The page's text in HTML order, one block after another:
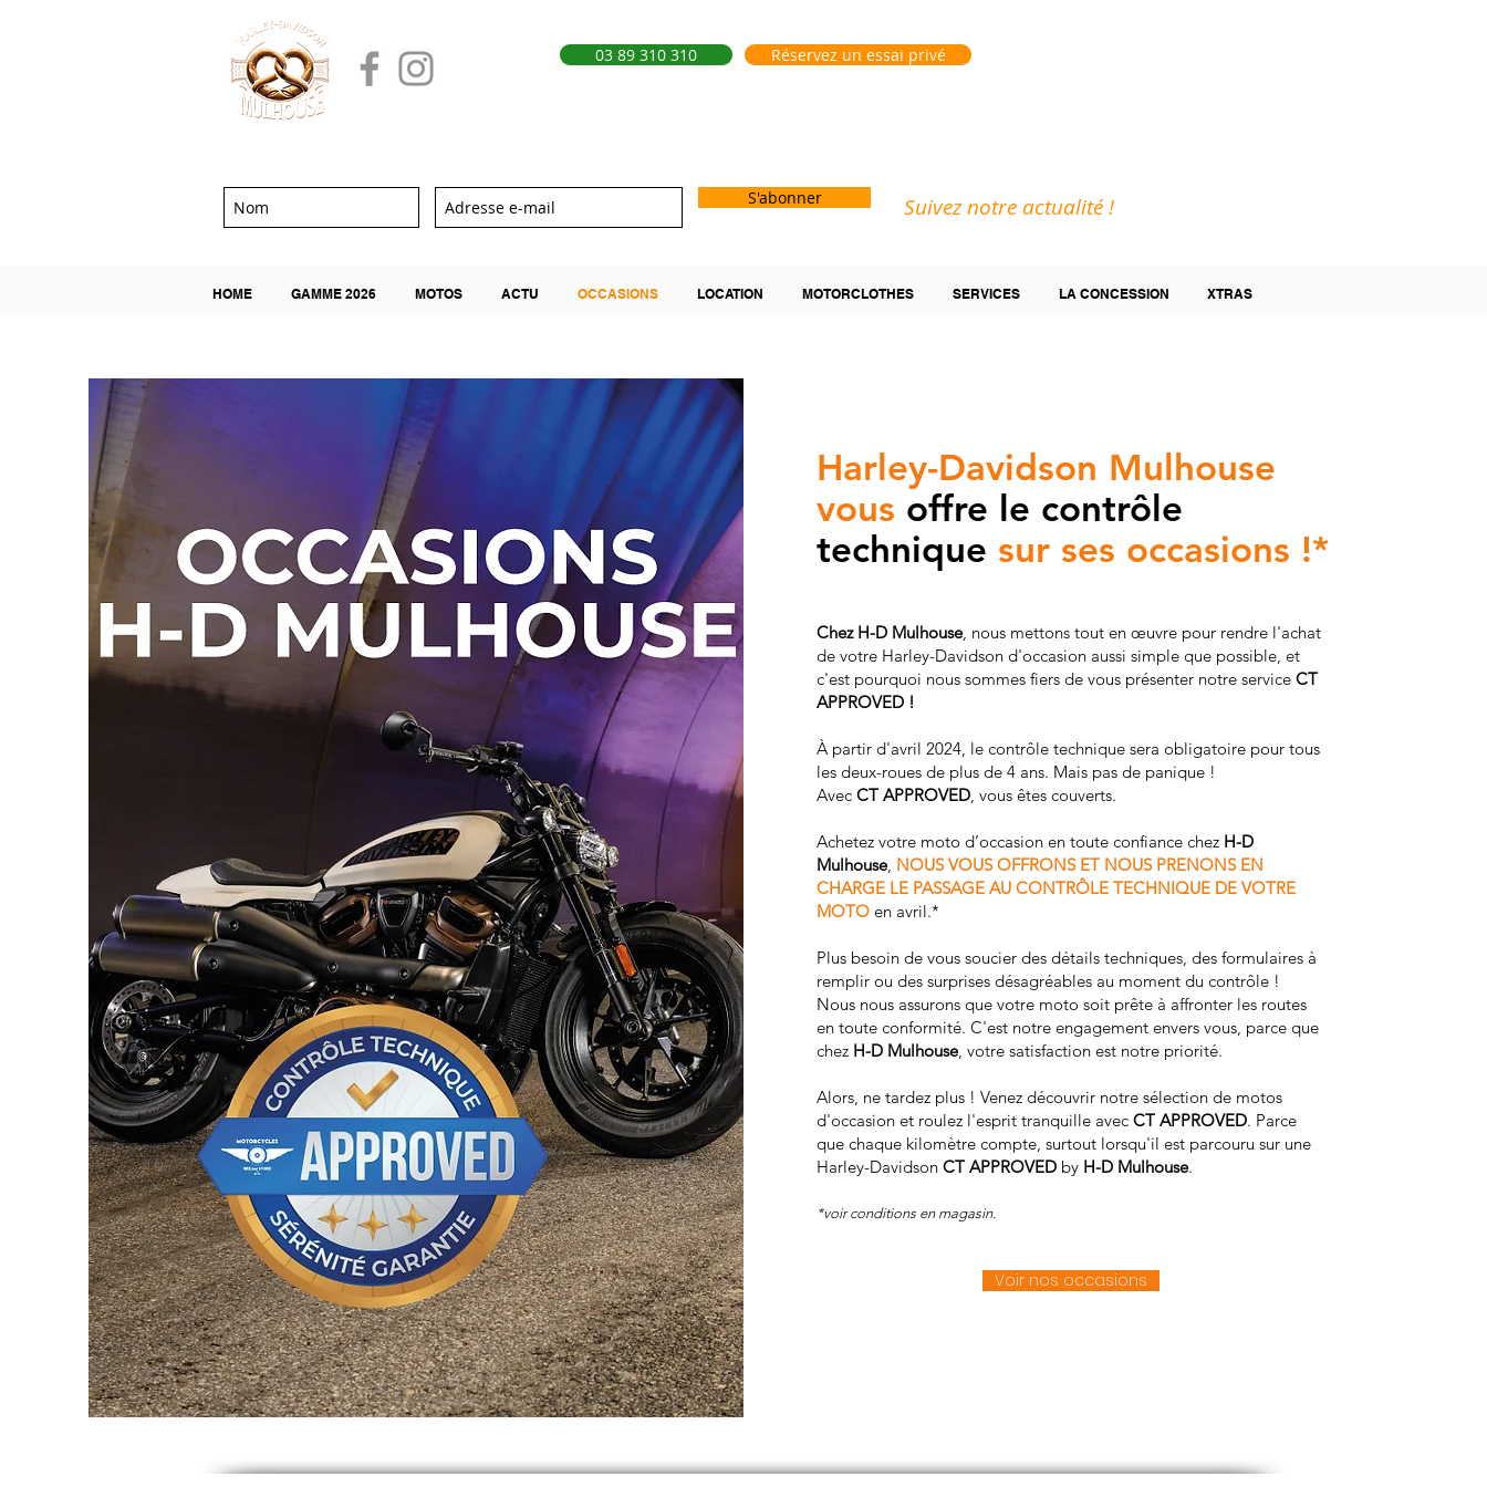
03 89 310 310 Réservez un essai privé
S'abonner Suivez notre actualité !
HOME GAMME 2026 MOTOS ACTU OCCASIONS LOCATION MOTORCLOTHES SERVICES LA CONCESSION XTRAS
Harley-Davidson Mulhouse
vous offre le contrôle
technique sur ses occasions !*
Chez H-D Mulhouse, nous mettons tout en œuvre pour rendre l'achat
de votre Harley-Davidson d'occasion aussi simple que possible, et
c'est pourquoi nous sommes fiers de vous présenter notre service CT
APPROVED !
À partir d'avril 2024, le contrôle technique sera obligatoire pour tous
les deux-roues de plus de 4 ans. Mais pas de panique !
Avec CT APPROVED, vous êtes couverts.
Achetez votre moto d’occasion en toute confiance chez H-D
Mulhouse, NOUS VOUS OFFRONS ET NOUS PRENONS EN
CHARGE LE PASSAGE AU CONTRÔLE TECHNIQUE DE VOTRE
MOTO en avril.*
Plus besoin de vous soucier des détails techniques, des formulaires à
remplir ou des surprises désagréables au moment du contrôle !
Nous nous assurons que votre moto soit prête à affronter les routes
en toute conformité. C'est notre engagement envers vous, parce que
chez H-D Mulhouse, votre satisfaction est notre priorité.
Alors, ne tardez plus ! Venez découvrir notre sélection de motos
d'occasion et roulez l'esprit tranquille avec CT APPROVED. Parce
que chaque kilomètre compte, surtout lorsqu'il est parcouru sur une
Harley-Davidson CT APPROVED by H-D Mulhouse.
*voir conditions en magasin.
Voir nos occasions